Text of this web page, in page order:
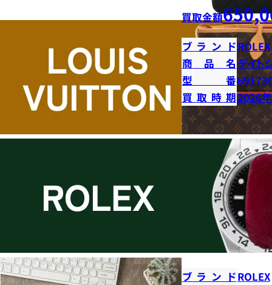
買取金額
ブランドROLEX
商品名 デイト
型番
買取時期2026
ブランドROLEX